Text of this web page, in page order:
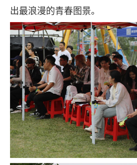
出最浪漫的青春图景。